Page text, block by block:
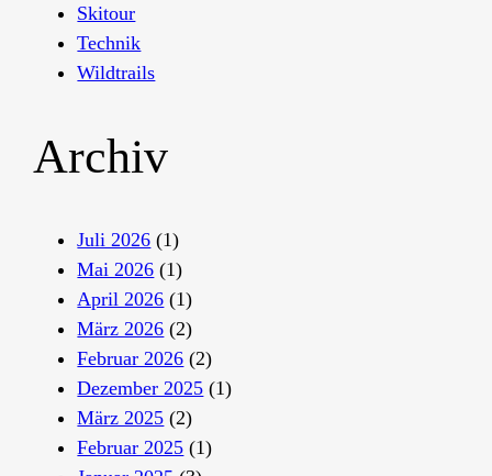
Skitour
Technik
Wildtrails
Archiv
Juli 2026 (1)
Mai 2026 (1)
April 2026 (1)
März 2026 (2)
Februar 2026 (2)
Dezember 2025 (1)
März 2025 (2)
Februar 2025 (1)